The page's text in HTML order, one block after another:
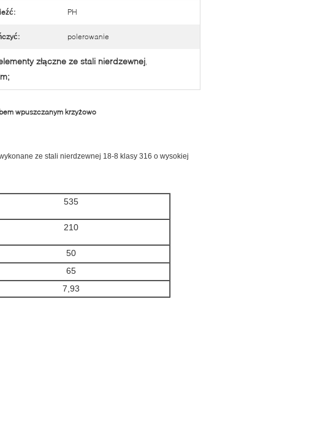
PH
polerowanie
złączne ze stali nierdzewnej,
wpuszczanym krzyżowo
ze stali nierdzewnej 18-8 klasy 316 o wysokiej
535
210
50
65
7,93